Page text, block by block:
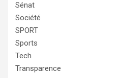
Sénat
Société
SPORT
Sports
Tech
Transparence